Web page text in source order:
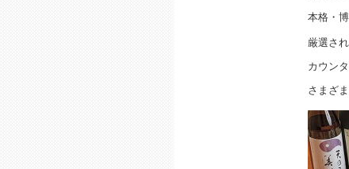
本格・
厳選さ
カウン
さまざ